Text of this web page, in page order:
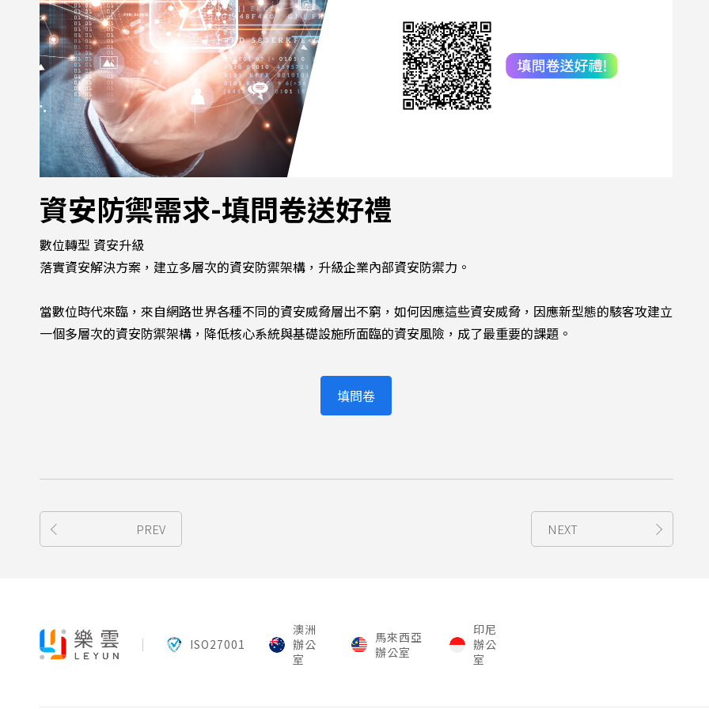
資安防禦需求-填問卷送好禮
數位轉型 資安升級
落實資安解決方案，建立多層次的資安防禦架構，升級企業內部資安防禦力。
當數位時代來臨，來自網路世界各種不同的資安威脅層出不窮，如何因應這些資安威脅，因應新型態的駭客攻建立
一個多層次的資安防禦架構，降低核心系統與基礎設施所面臨的資安風險，成了最重要的課題。
填問卷
PREV NEXT
ISO27001
澳洲
辦公
室
馬來西亞
辦公室
印尼
辦公
室